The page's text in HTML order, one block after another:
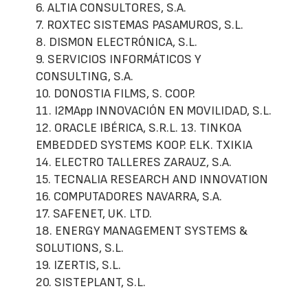
6. ALTIA CONSULTORES, S.A.
7. ROXTEC SISTEMAS PASAMUROS, S.L.
8. DISMON ELECTRÓNICA, S.L.
9. SERVICIOS INFORMÁTICOS Y
CONSULTING, S.A.
10. DONOSTIA FILMS, S. COOP.
11. I2MApp INNOVACIÓN EN MOVILIDAD, S.L.
12. ORACLE IBÉRICA, S.R.L. 13. TINKOA
EMBEDDED SYSTEMS KOOP. ELK. TXIKIA
14. ELECTRO TALLERES ZARAUZ, S.A.
15. TECNALIA RESEARCH AND INNOVATION
16. COMPUTADORES NAVARRA, S.A.
17. SAFENET, UK. LTD.
18. ENERGY MANAGEMENT SYSTEMS &
SOLUTIONS, S.L.
19. IZERTIS, S.L.
20. SISTEPLANT, S.L.